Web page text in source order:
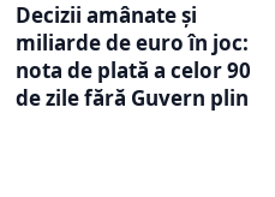
Decizii amânate și
miliarde de euro în joc:
nota de plată a celor 90
de zile fără Guvern plin